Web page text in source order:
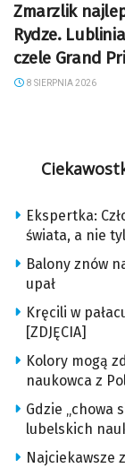
Zmarzlik
Rydze.
czele Grand
8 SIERPNIA 2026
Ekspertka:
świata, a nie
Balony znów
upał
Kręcili w
[ZDJĘCIA]
Kolory mogą
naukowca z
Gdzie „chowa
lubelskich
Najciekawsze